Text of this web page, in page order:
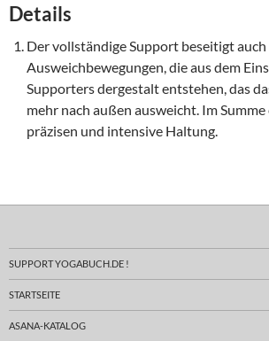
Details
Der vollständige Support beseitigt auch
Ausweichbewegungen, die aus dem
Supporters dergestalt entstehen, das
mehr nach außen ausweicht. Im
präzisen und intensive Haltung.
SUPPORT YOGABUCH.DE !
STARTSEITE
ASANA-KATALOG